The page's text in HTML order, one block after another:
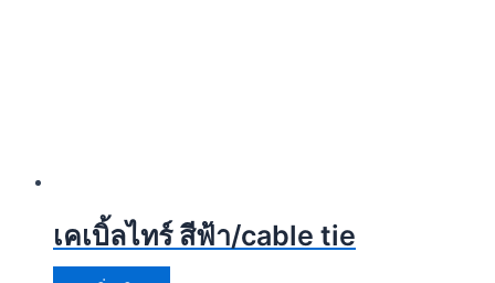
เคเบิ้ลไทร์ สีฟ้า/cable tie